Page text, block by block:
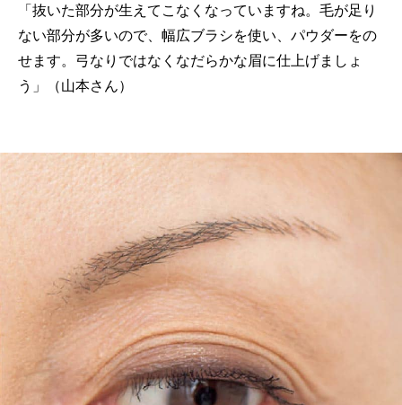
「抜いた部分が生えてこなくなっていますね。毛が足り
ない部分が多いので、幅広ブラシを使い、パウダーをの
せます。弓なりではなくなだらかな眉に仕上げましょ
う」（山本さん）